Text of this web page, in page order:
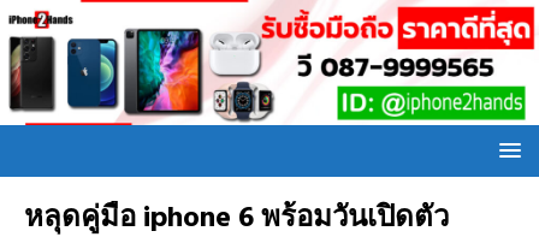
หลุดคู่มือ iphone 6 พร้อมวันเปิดตัว